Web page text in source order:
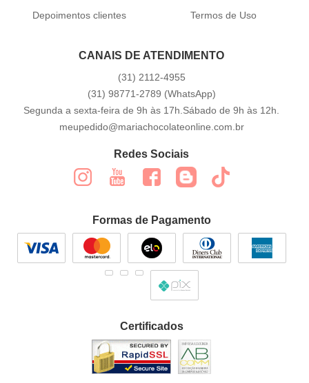
Depoimentos clientes
Termos de Uso
CANAIS DE ATENDIMENTO
(31) 2112-4955
(31) 98771-2789 (WhatsApp)
Segunda a sexta-feira de 9h às 17h.Sábado de 9h às 12h.
meupedido@mariachocolateonline.com.br
Redes Sociais
Formas de Pagamento
Certificados